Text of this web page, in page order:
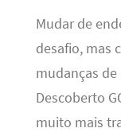
Mudar de
desafio, mas
mudanças
Descoberto
muito mais